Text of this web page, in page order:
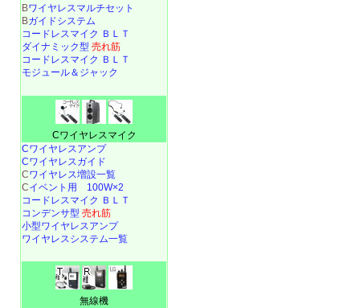
Bワイヤレスマルチセット
Bガイドシステム
コードレスマイク ＢＬＴ
ダイナミック型 売れ筋
コードレスマイク ＢＬＴ
モジュール＆ジャック
Cワイヤレスマイク
Cワイヤレスアンプ
Cワイヤレスガイド
Cワイヤレス増設一覧
Cイベント用 100W×2
コードレスマイク ＢＬＴ
コンデンサ型 売れ筋
小型ワイヤレスアンプ
ワイヤレスシステム一覧
無線機